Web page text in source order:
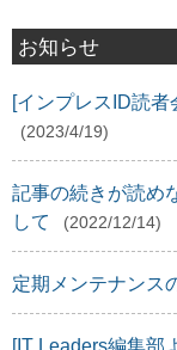
お知らせ
[インプレスID読
(2023/4/19)
記事の続きが読め
して
(2022/12/14)
定期メンテナンス
[IT Leaders編集部